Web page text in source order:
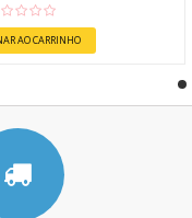
AO CARRINHO